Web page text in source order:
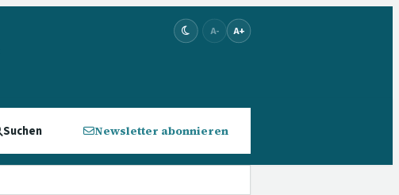
A- A+
Suchen Newsletter abonnieren